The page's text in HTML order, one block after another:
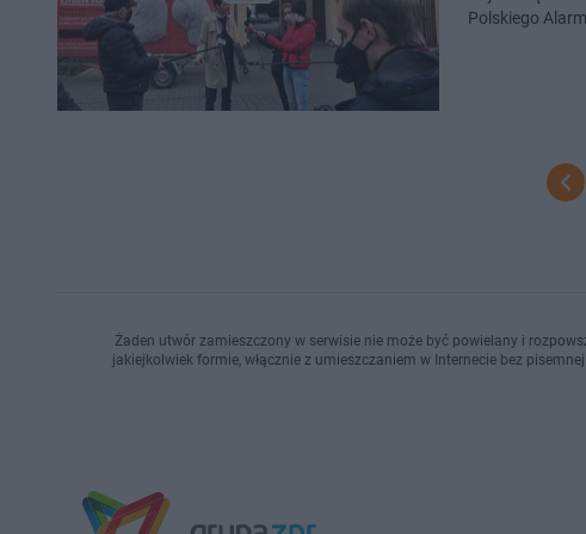
Polskiego
Żaden utwór zamieszczony w serwisie nie może być powielany i
jakiejkolwiek formie, włącznie z umieszczaniem w Internecie bez